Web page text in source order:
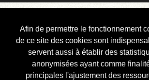
Afin de permettre le fonctionnement
de ce site des cookies sont
servent aussi à établir des
anonymisées ayant comme
principales l'ajustement des
Courbis, « LE »
Blog Officiel
Bienvenue